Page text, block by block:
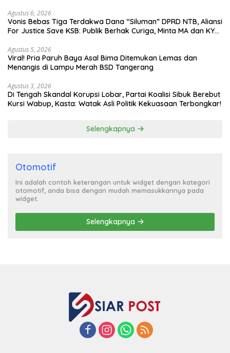
Agustus 6, 2026
Vonis Bebas Tiga Terdakwa Dana “Siluman” DPRD NTB, Aliansi
For Justice Save KSB: Publik Berhak Curiga, Minta MA dan KY
Agustus 5, 2026
Viral! Pria Paruh Baya Asal Bima Ditemukan Lemas dan
Menangis di Lampu Merah BSD Tangerang
Agustus 3, 2026
Di Tengah Skandal Korupsi Lobar, Partai Koalisi Sibuk Berebut
Kursi Wabup, Kasta: Watak Asli Politik Kekuasaan Terbongkar!
Selengkapnya
Otomotif
Ini adalah contoh keterangan untuk widget dengan kategori
otomotif, anda bisa dengan mudah memasukkannya pada
widget.
Selengkapnya